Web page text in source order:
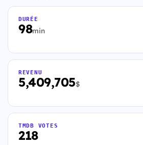
98min
DURÉE
5,409,705$
REVENU
218
TMDB VOTES